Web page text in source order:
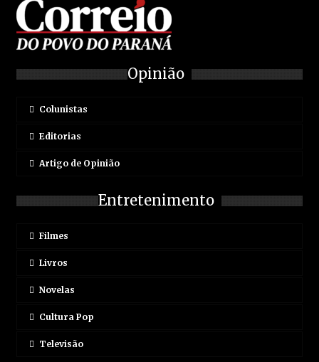
Opinião
Colunistas
Editorias
Artigo de Opinião
Entretenimento
Filmes
Livros
Novelas
Cultura Pop
Televisão